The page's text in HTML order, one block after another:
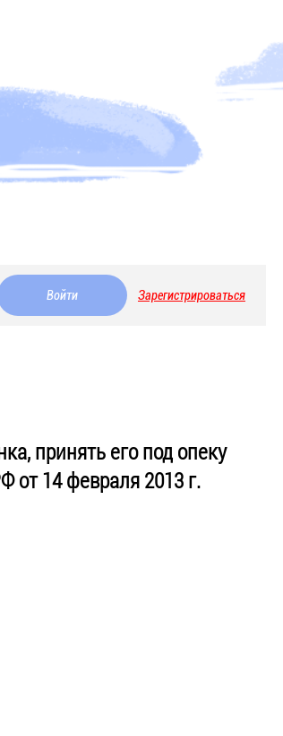
Войти Зарегистрироваться
принять его под опеку
от 14 февраля 2013 г.